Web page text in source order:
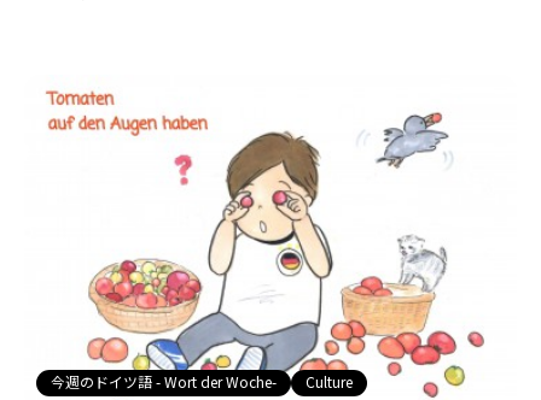
観光ガイド
ライフスタイル
ライター募集
今週のドイツ語 - Wort der Woche- Culture